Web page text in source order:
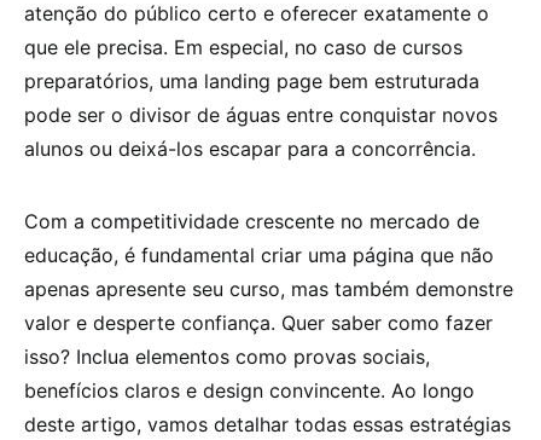
atenção do público certo e oferecer exatamente o
que ele precisa. Em especial, no caso de cursos
preparatórios, uma landing page bem estruturada
pode ser o divisor de águas entre conquistar novos
alunos ou deixá-los escapar para a concorrência.
Com a competitividade crescente no mercado de
educação, é fundamental criar uma página que não
apenas apresente seu curso, mas também demonstre
valor e desperte confiança. Quer saber como fazer
isso? Inclua elementos como provas sociais,
benefícios claros e design convincente. Ao longo
deste artigo, vamos detalhar todas essas estratégias